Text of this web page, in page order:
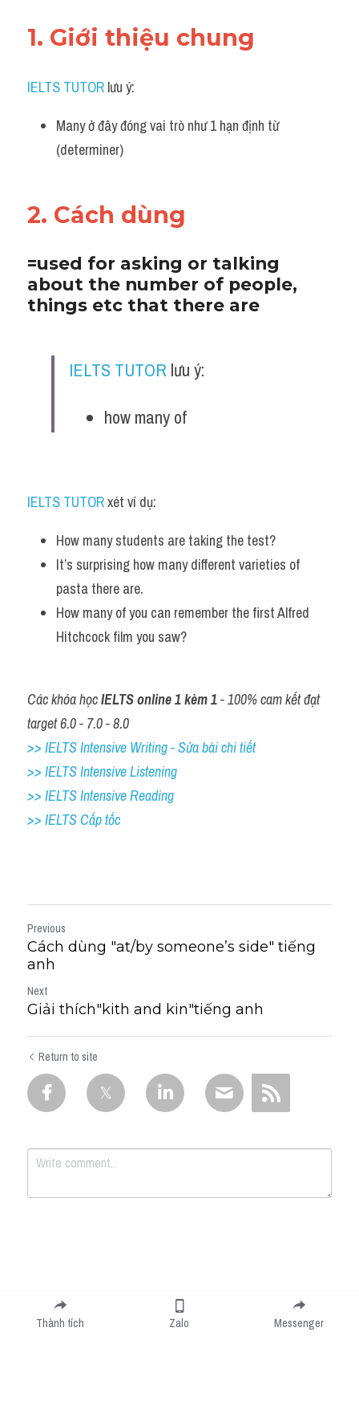
1. Giới thiệu chung
IELTS TUTOR lưu ý:
Many ở đây đóng vai trò như 1 hạn định từ
(determiner)
2. Cách dùng
=used for asking or talking
about the number of people,
things etc that there are
IELTS TUTOR lưu ý:
how many of
IELTS TUTOR xét ví dụ:
How many students are taking the test?
It’s surprising how many different varieties of
pasta there are.
How many of you can remember the first Alfred
Hitchcock film you saw?
Các khóa học IELTS online 1 kèm 1 - 100% cam kết đạt
target 6.0 - 7.0 - 8.0
>> IELTS Intensive Writing - Sửa bài chi tiết
>> IELTS Intensive Listening
>> IELTS Intensive Reading
>> IELTS Cấp tốc
Previous
Cách dùng "at​/​by someone’s side" tiếng
anh
Next
Giải thích"kith and kin"tiếng anh
Return to site
Submit
Thành tích Zalo Messenger